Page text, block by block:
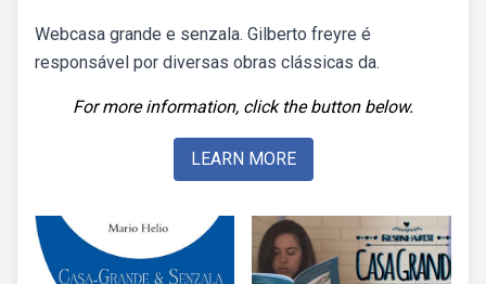
Webcasa grande e senzala. Gilberto freyre é
responsável por diversas obras clássicas da.
For more information, click the button below.
LEARN MORE